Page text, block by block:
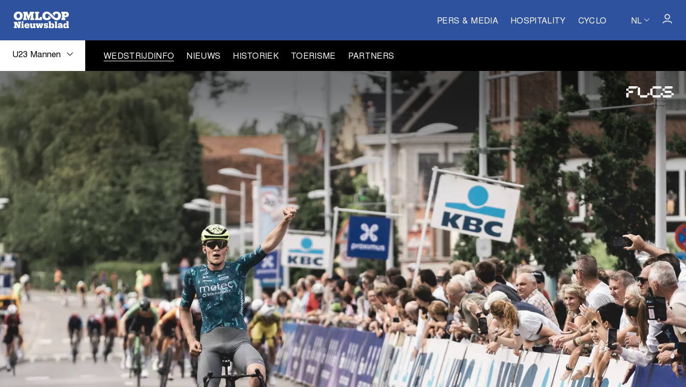
PERS & MEDIA HOSPITALITY CYCLO NL
U23 Mannen WEDSTRIJDINFO NIEUWS HISTORIEK TOERISME PARTNERS
U23
Mannen
wedstrijdinfo